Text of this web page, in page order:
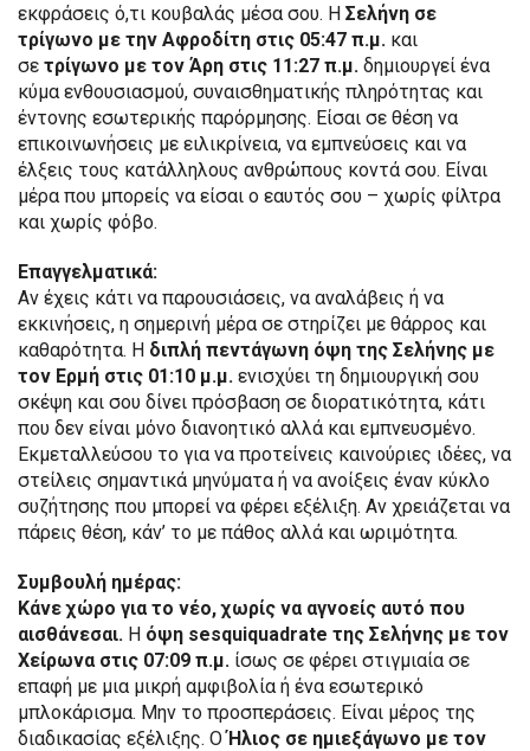
εκφράσεις ό,τι κουβαλάς μέσα σου. Η Σελήνη σε
τρίγωνο με την Αφροδίτη στις 05:47 π.μ. και
σε τρίγωνο με τον Άρη στις 11:27 π.μ. δημιουργεί ένα
κύμα ενθουσιασμού, συναισθηματικής πληρότητας και
έντονης εσωτερικής παρόρμησης. Είσαι σε θέση να
επικοινωνήσεις με ειλικρίνεια, να εμπνεύσεις και να
έλξεις τους κατάλληλους ανθρώπους κοντά σου. Είναι
μέρα που μπορείς να είσαι ο εαυτός σου – χωρίς φίλτρα
και χωρίς φόβο.
Επαγγελματικά:
Αν έχεις κάτι να παρουσιάσεις, να αναλάβεις ή να
εκκινήσεις, η σημερινή μέρα σε στηρίζει με θάρρος και
καθαρότητα. Η διπλή πεντάγωνη όψη της Σελήνης με
τον Ερμή στις 01:10 μ.μ. ενισχύει τη δημιουργική σου
σκέψη και σου δίνει πρόσβαση σε διορατικότητα, κάτι
που δεν είναι μόνο διανοητικό αλλά και εμπνευσμένο.
Εκμεταλλεύσου το για να προτείνεις καινούριες ιδέες, να
στείλεις σημαντικά μηνύματα ή να ανοίξεις έναν κύκλο
συζήτησης που μπορεί να φέρει εξέλιξη. Αν χρειάζεται να
πάρεις θέση, κάν’ το με πάθος αλλά και ωριμότητα.
Συμβουλή ημέρας:
Κάνε χώρο για το νέο, χωρίς να αγνοείς αυτό που
αισθάνεσαι. Η όψη sesquiquadrate της Σελήνης με τον
Χείρωνα στις 07:09 π.μ. ίσως σε φέρει στιγμιαία σε
επαφή με μια μικρή αμφιβολία ή ένα εσωτερικό
μπλοκάρισμα. Μην το προσπεράσεις. Είναι μέρος της
διαδικασίας εξέλιξης. ΟΉλιος σε ημιεξάγωνο με τον